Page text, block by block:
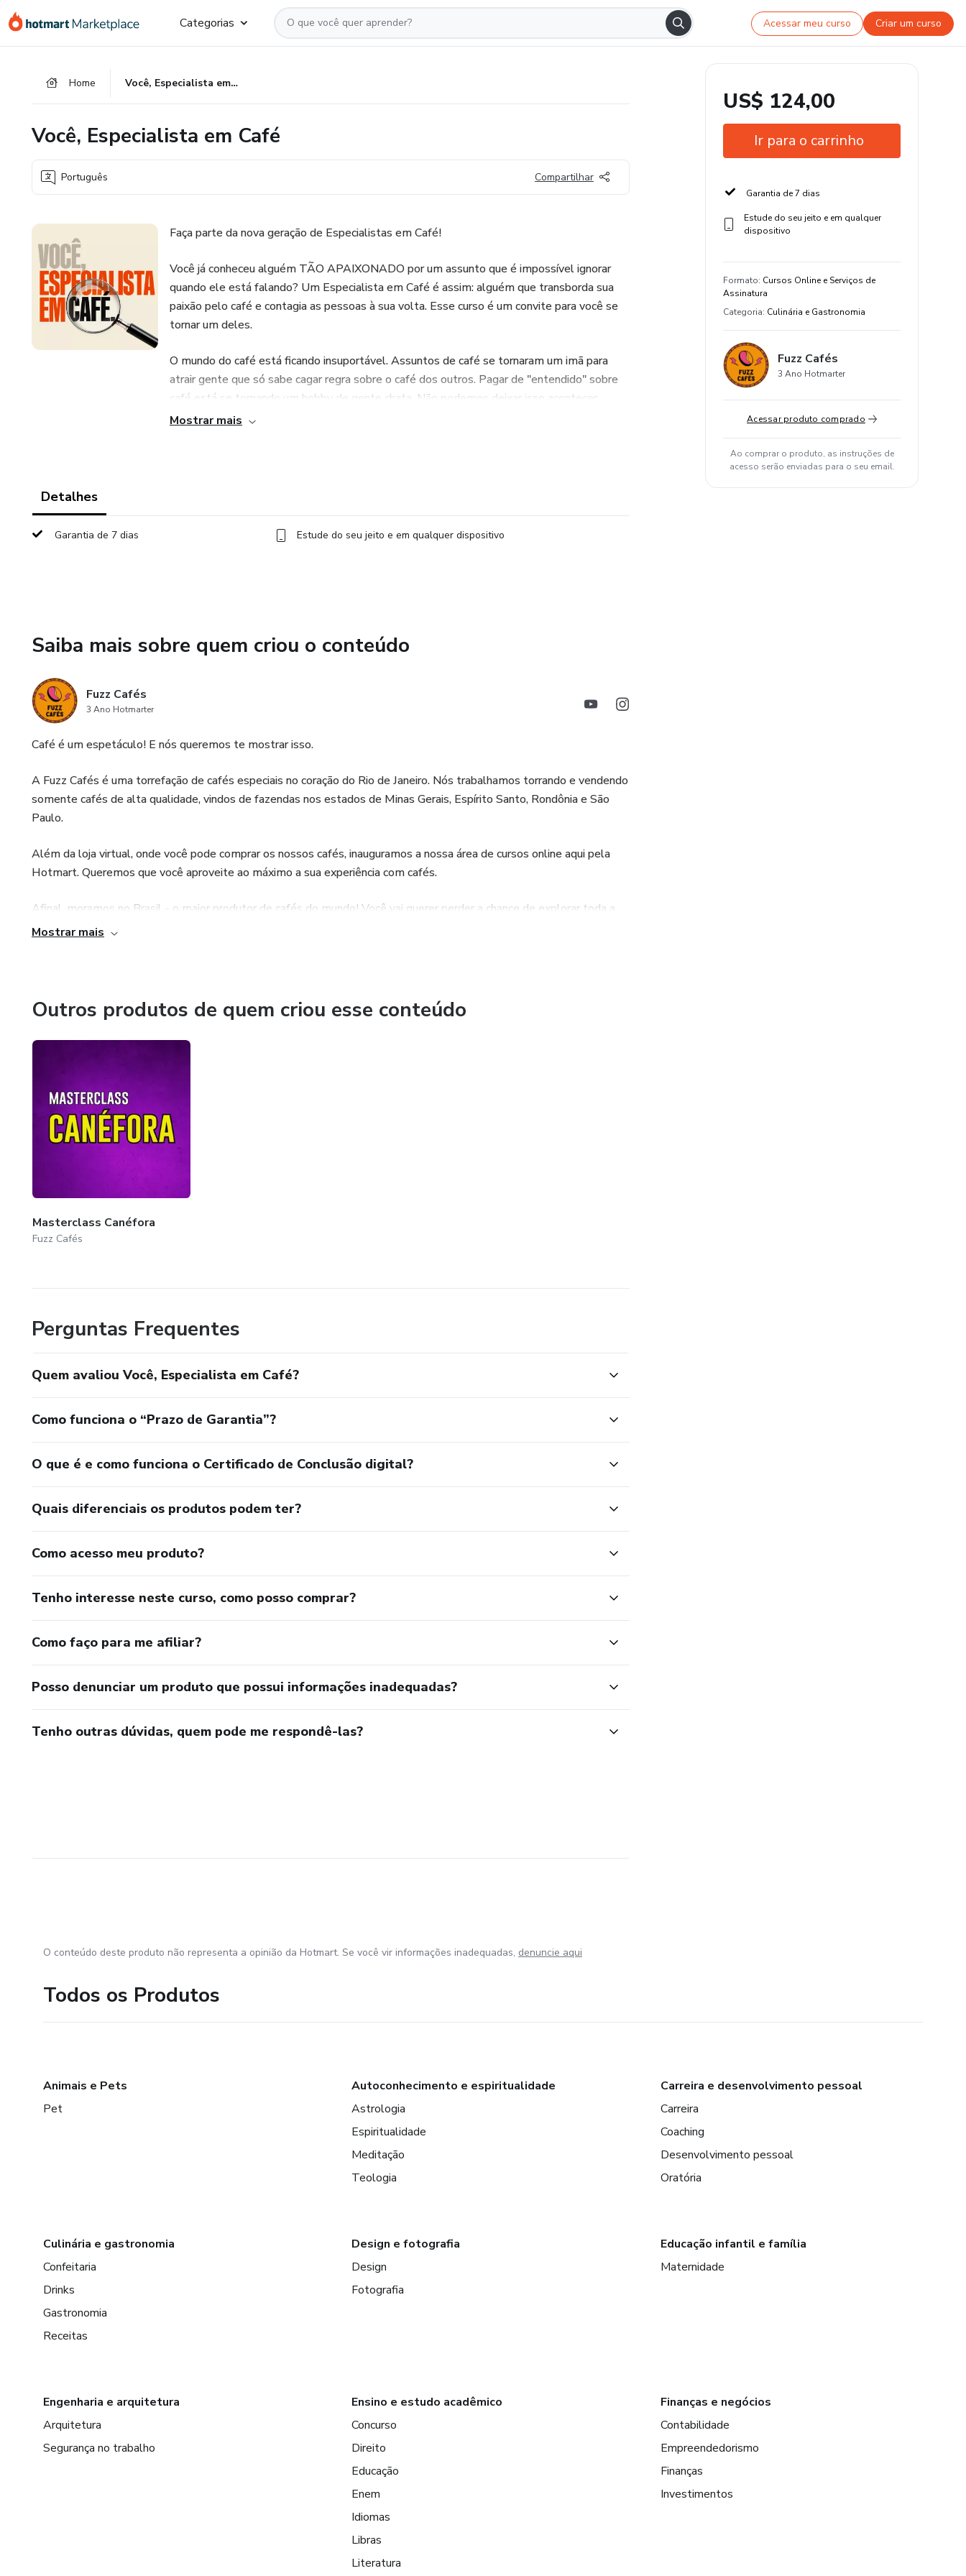
para
para
para
Categorias Acessar meu curso Criar um curso
Home Você, Especialista em Café
Você, Especialista em Café
Português Compartilhar
Faça parte da nova geração de Especialistas em Café!
Você já conheceu alguém TÃO APAIXONADO por um assunto que é impossível ignorar
quando ele está falando? Um Especialista em Café é assim: alguém que transborda sua
paixão pelo café e contagia as pessoas à sua volta. Esse curso é um convite para você se
tornar um deles.
O mundo do café está ficando insuportável. Assuntos de café se tornaram um imã para
atrair gente que só sabe cagar regra sobre o café dos outros. Pagar de "entendido" sobre
café está se tornando um hobby de gente chata. Não podemos deixar isso acontecer.
Esse é o movimento que estamos criando. Um grupo de apaixonados que vão tornar o
Mostrar mais
Detalhes
Garantia de 7 dias Estude do seu jeito e em qualquer dispositivo
Saiba mais sobre quem criou o conteúdo
Fuzz Cafés
3 Ano Hotmarter
Café é um espetáculo! E nós queremos te mostrar isso.
A Fuzz Cafés é uma torrefação de cafés especiais no coração do Rio de Janeiro. Nós trabalhamos torrando e vendendo
somente cafés de alta qualidade, vindos de fazendas nos estados de Minas Gerais, Espírito Santo, Rondônia e São
Paulo.
Além da loja virtual, onde você pode comprar os nossos cafés, inauguramos a nossa área de cursos online aqui pela
Hotmart. Queremos que você aproveite ao máximo a sua experiência com cafés.
Afinal, moramos no Brasil - o maior produtor de cafés do mundo! Você vai querer perder a chance de explorar toda a
riqueza que encontramos nos cafés do nosso país?!
Mostrar mais
Outros produtos de quem criou esse conteúdo
Masterclass Canéfora
Fuzz Cafés
Perguntas Frequentes
Quem avaliou Você, Especialista em Café?
Como funciona o “Prazo de Garantia”?
O que é e como funciona o Certificado de Conclusão digital?
Quais diferenciais os produtos podem ter?
Como acesso meu produto?
Tenho interesse neste curso, como posso comprar?
Como faço para me afiliar?
Posso denunciar um produto que possui informações inadequadas?
Tenho outras dúvidas, quem pode me respondê-las?
US$ 124,00
Ir para o carrinho
Garantia de 7 dias
Estude do seu jeito e em qualquer
dispositivo
Formato: Cursos Online e Serviços de
Assinatura
Categoria: Culinária e Gastronomia
Fuzz Cafés
3 Ano Hotmarter
Acessar produto comprado
Ao comprar o produto, as instruções de
acesso serão enviadas para o seu email.
O conteúdo deste produto não representa a opinião da Hotmart. Se você vir informações inadequadas, denuncie aqui
Todos os Produtos
Animais e Pets
Pet
Autoconhecimento e espiritualidade
Astrologia
Espiritualidade
Meditação
Teologia
Carreira e desenvolvimento pessoal
Carreira
Coaching
Desenvolvimento pessoal
Oratória
Culinária e gastronomia
Confeitaria
Drinks
Gastronomia
Receitas
Design e fotografia
Design
Fotografia
Educação infantil e família
Maternidade
Engenharia e arquitetura
Arquitetura
Segurança no trabalho
Ensino e estudo acadêmico
Concurso
Direito
Educação
Enem
Idiomas
Libras
Literatura
Finanças e negócios
Contabilidade
Empreendedorismo
Finanças
Investimentos